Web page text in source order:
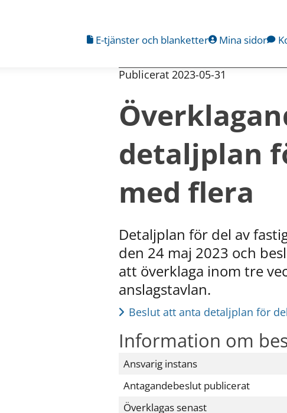
E-tjänster och blanketter Mina sidor
Publicerat 2023-05-31
detaljplan
med flera
Detaljplan för del av
den 24 maj 2023 och
att överklaga inom tre
anslagstavlan.
Beslut att anta detaljplan för
Information om
Ansvarig instans
Antagandebeslut publicerat
Överklagas senast